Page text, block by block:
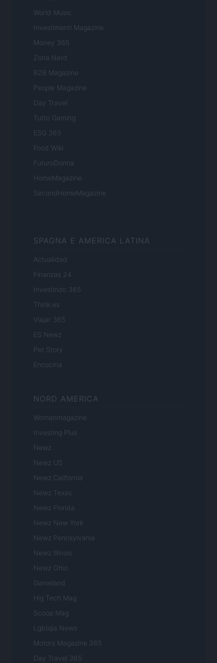
World Music
Investimenti Magazine
Money 365
Zona Nerd
B2B Magazine
People Magazine
Day Travel
Tutto Gaming
ESG 365
Food Wiki
FuturoDonna
HomeMagazine
SecondHomeMagazine
SPAGNA E AMERICA LATINA
Actualidad
Finanzas 24
Investindo 365
Think.es
Viajar 365
ES Newz
Pet Story
Encocina
NORD AMERICA
Womanmagazine
Investing Plus
Newz
Newz US
Newz California
Newz Texas
Newz Florida
Newz New York
Newz Pennsylvania
Newz Illinois
Newz Ohio
Gameland
Hig Tech Mag
Scoop Mag
Lgbtqia News
Motors Magazine 365
Day Travel 365